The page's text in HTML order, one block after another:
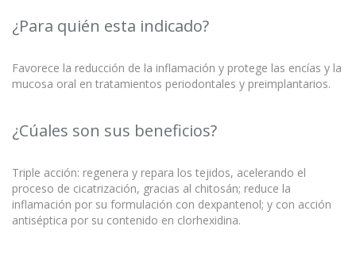
¿Para quién esta indicado?
Favorece la reducción de la inflamación y protege las encías y la
mucosa oral en tratamientos periodontales y preimplantarios.
¿Cúales son sus beneficios?
Triple acción: regenera y repara los tejidos, acelerando el
proceso de cicatrización, gracias al chitosán; reduce la
inflamación por su formulación con dexpantenol; y con acción
antiséptica por su contenido en clorhexidina.